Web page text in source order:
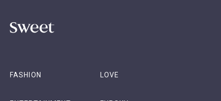
FASHION LOVE